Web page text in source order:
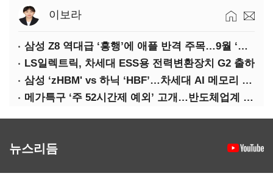
이보라
삼성 Z8 역대급 ‘흥행’에 애플 반격 주목…9월 ‘폴더블 대전’
LS일렉트릭, 차세대 ESS용 전력변환장치 G2 출하
삼성 ‘zHBM' vs 하닉 ‘HBF’…차세대 AI 메모리 경쟁 본격화
메가특구 ‘주 52시간제 예외’ 고개…반도체업계 촉각
뉴스리듬